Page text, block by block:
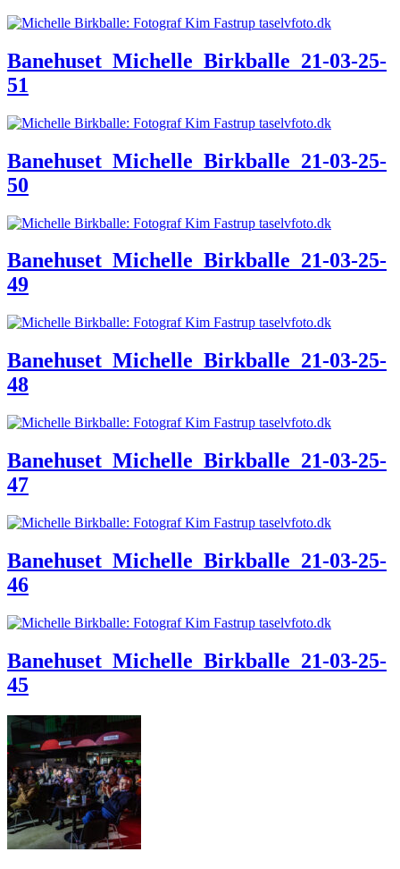
Banehuset_Michelle_Birkballe_21-03-25-
51
Banehuset_Michelle_Birkballe_21-03-25-
50
Banehuset_Michelle_Birkballe_21-03-25-
49
Banehuset_Michelle_Birkballe_21-03-25-
48
Banehuset_Michelle_Birkballe_21-03-25-
47
Banehuset_Michelle_Birkballe_21-03-25-
46
Banehuset_Michelle_Birkballe_21-03-25-
45